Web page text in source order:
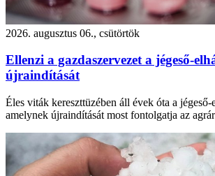
2026. augusztus 06., csütörtök
Ellenzi a gazdaszervezet a jégeső-
újraindítását
Éles viták kereszttüzében áll évek óta a jégeső-
amelynek újraindítását most fontolgatja az